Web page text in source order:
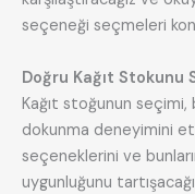
seçeneği seçmeleri
Doğru Kağıt Stokunu
Kağıt stoğunun seçimi,
dokunma deneyimini
seçeneklerini ve
uygunluğunu